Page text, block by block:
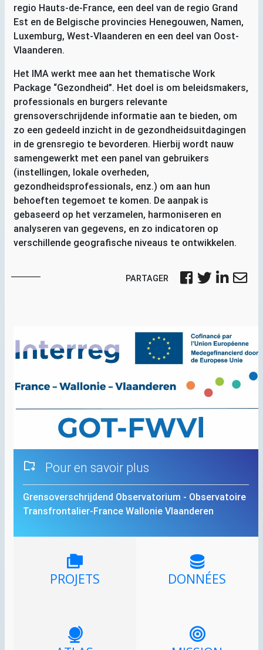
regio Hauts-de-France, een deel van de regio Grand
Est en de Belgische provincies Henegouwen, Namen,
Luxemburg, West-Vlaanderen en een deel van Oost-
Vlaanderen.
Het IMA werkt mee aan het thematische Work
Package “Gezondheid”. Het doel is om beleidsmakers,
professionals en burgers relevante
grensoverschrijdende informatie aan te bieden, om
zo een gedeeld inzicht in de gezondheidsuitdagingen
in de grensregio te bevorderen. Hierbij wordt nauw
samengewerkt met een panel van gebruikers
(instellingen, lokale overheden,
gezondheidsprofessionals, enz.) om aan hun
behoeften tegemoet te komen. De aanpak is
gebaseerd op het verzamelen, harmoniseren en
analyseren van gegevens, en zo indicatoren op
verschillende geografische niveaus te ontwikkelen.
PARTAGER
Pour en savoir plus
Grensoverschrijdend Observatorium - Observatoire
Transfrontalier-France Wallonie Vlaanderen
PROJETS DONNÉES